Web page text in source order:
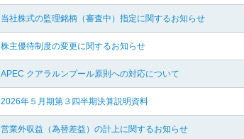
当社株式の監理銘柄（審査中）指定に関するお知らせ
株主優待制度の変更に関するお知らせ
APEC クアラルンプール原則への対応について
2026年５月期第３四半期決算説明資料
営業外収益（為替差益）の計上に関するお知らせ